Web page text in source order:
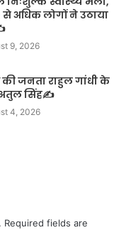
अधिक लोगों ने उठाया
9, 2026
जनता राहुल गांधी के
सिंह✍️
4, 2026
Required fields are